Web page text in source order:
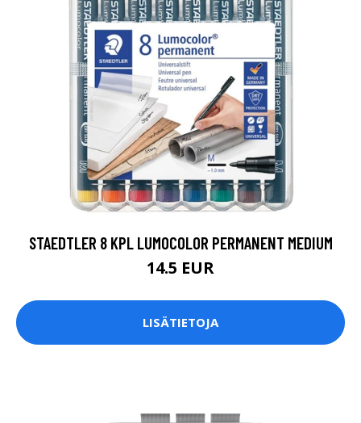
STAEDTLER 8 KPL LUMOCOLOR PERMANENT MEDIUM
14.5 EUR
LISÄTIETOJA